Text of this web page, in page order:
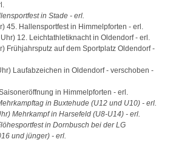
in Stade - erl.
45. Hallensportfest in Himmelpforten - erl.
12. Leichtathletiknacht in Oldendorf - erl.
Frühjahrsputz auf dem Sportplatz Oldendorf-
Laufabzeichen in Oldendorf - verschoben -
in Himmelpforten - erl.
in Buxtehude (U12 und U10) - erl.
Mehrkampf in Harsefeld (U8-U14) - erl.
in Dornbusch bei der LG
und jünger) - erl.